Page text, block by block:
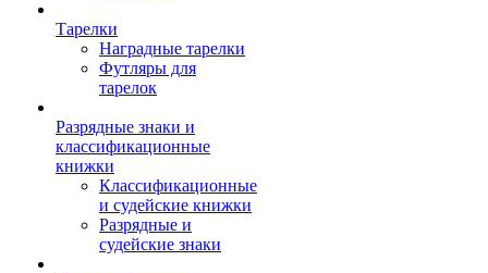
Тарелки
Наградные тарелки
Футляры для
тарелок
Разрядные знаки и
классификационные
книжки
Классификационные
и судейские книжки
Разрядные и
судейские знаки